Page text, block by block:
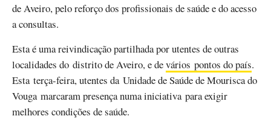
de Aveiro, pelo reforço dos profissionais de saúde e do acesso
a consultas.
Esta é uma reivindicação partilhada por utentes de outras
localidades do distrito de Aveiro, e devários pontos do país.
Esta terça-feira, utentes da Unidade de Saúde de Mourisca do
Vouga marcaram presença numa iniciativa para exigir
melhores condições de saúde.